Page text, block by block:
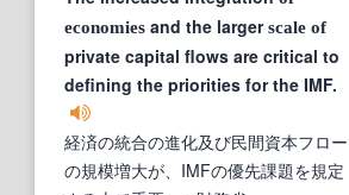
economies and the largerscale of
private capital flows are critical to
defining the priorities for the IMF.
経済の統合の進化及び民間資本フロー
の規模増大が、IMFの優先課題を規定